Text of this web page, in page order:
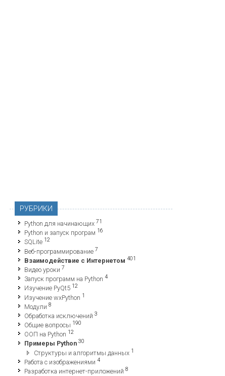
РУБРИКИ
Python для начинающих 71
Python и запуск програм 16
SQLite 12
Веб-программирование 7
Взаимодействие с Интернетом 401
Видео уроки 7
Запуск программ на Python 4
Изучение PyQt5 12
Изучение wxPython 1
Модули 8
Обработка исключений 3
Общие вопросы 190
ООП на Python 12
Примеры Python 30
Структуры и алгоритмы данных 1
Работа с изображениями 4
Разработка интернет-приложений 8